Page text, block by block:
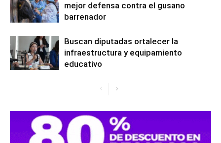
mejor defensa contra el gusano
barrenador
Buscan diputadas ortalecer la
infraestructura y equipamiento
educativo